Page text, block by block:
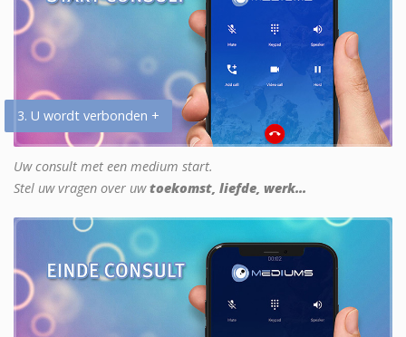
3. U wordt verbonden +
Uw consult met een medium start.
Stel uw vragen over uwtoekomst, liefde, werk...